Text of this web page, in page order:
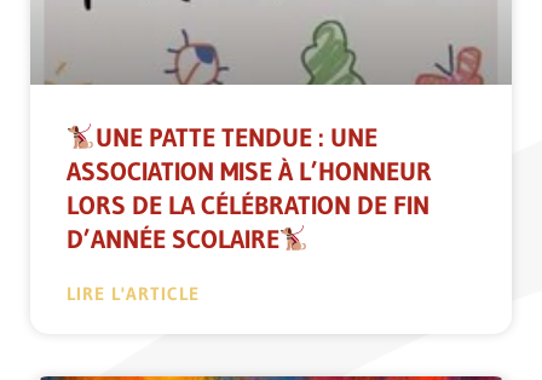
UNE PATTE TENDUE : UNE
ASSOCIATION MISE À L’HONNEUR
LORS DE LA CÉLÉBRATION DE FIN
D’ANNÉE SCOLAIRE
LIRE L'ARTICLE